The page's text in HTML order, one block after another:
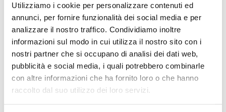
Utilizziamo i cookie per personalizzare contenuti ed
annunci, per fornire funzionalità dei social media e per
analizzare il nostro traffico. Condividiamo inoltre
informazioni sul modo in cui utilizza il nostro sito con i
nostri partner che si occupano di analisi dei dati web,
pubblicità e social media, i quali potrebbero combinarle
con altre informazioni che ha fornito loro o che hanno
raccolto dal suo utilizzo dei loro servizi.
(società di capitale pubblico di esclusiva proprietà
pubblica), con esclusione delle Amministrazioni
governative centrali, Regioni, Province Autonome e
Comuni, con comprovata esperienza nel settore del
vino e della promozione dei prodotti agricoli;
le associazioni temporanee di impresa e di scopo
costituende o costituite dai soggetti di cui alle lett. a),
b), c), d), e), f), g) e i) che assicurino l’attuazione di un
programma unitario;